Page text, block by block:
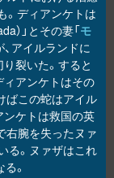
。ディアンケトは
）」とその妻「モ
、アイルランドに
裂いた。すると
ィアンケトはその
ばこの蛇はアイル
ンケトは救国の英
右腕を失ったヌァ
る。ヌァザはこれ
。